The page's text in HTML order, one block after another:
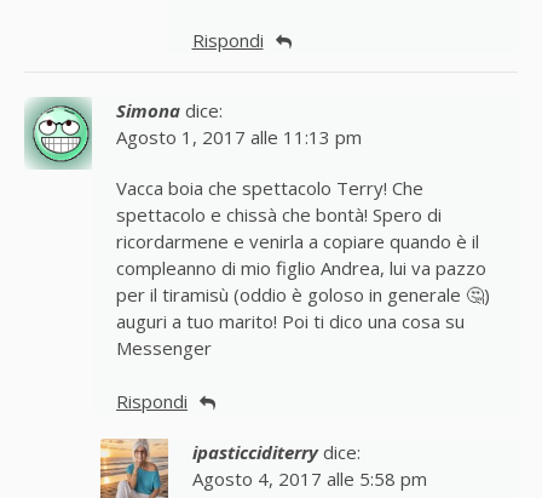
Rispondi
Simona dice:
Agosto 1, 2017 alle 11:13 pm
Vacca boia che spettacolo Terry! Che
spettacolo e chissà che bontà! Spero di
ricordarmene e venirla a copiare quando è il
compleanno di mio figlio Andrea, lui va pazzo
per il tiramisù (oddio è goloso in generale 🤔)
auguri a tuo marito! Poi ti dico una cosa su
Messenger
Rispondi
ipasticciditerry dice:
Agosto 4, 2017 alle 5:58 pm